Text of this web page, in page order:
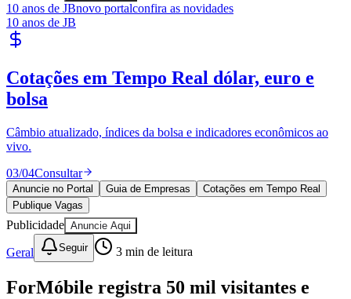
Vitória
10 anos de JBnovo portalconfira as novidades
10 anos de JB
Publique Vagas encontre talentos
Publique vagas e encontre os melhores profissionais da região.
04/04Publicar
Anuncie no Portal
Publique Vagas
Publicidade Anuncie Aqui
Geral Seguir 3min de leitura
ForMóbile registra 50 mil visitantes e